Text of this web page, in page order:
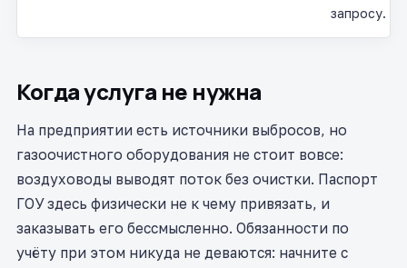
запросу.
Когда услуга не нужна
На предприятии есть источники выбросов, но
газоочистного оборудования не стоит вовсе:
воздуховоды выводят поток без очистки. Паспорт
ГОУ здесь физически не к чему привязать, и
заказывать его бессмысленно. Обязанности по
учёту при этом никуда не деваются: начните с